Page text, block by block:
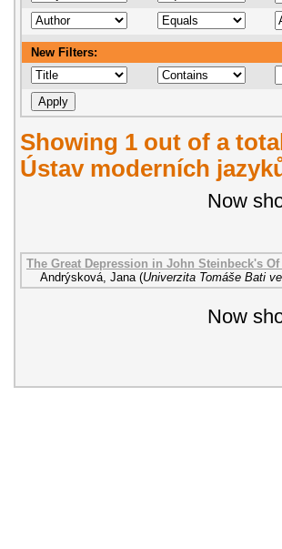
New Filters:
Showing 1 out of a
Ústav moderních
Now
The Great Depression in John Steinbeck's Of
Andrýsková, Jana (Univerzita Tomáše Bati
Now